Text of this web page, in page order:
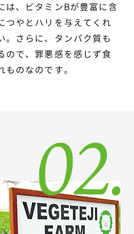
は、ビタミンBが豊富に含
つやとハリを与えてくれ
さらに、タンパク質も
ので、罪悪感を感じず食
のなのです。